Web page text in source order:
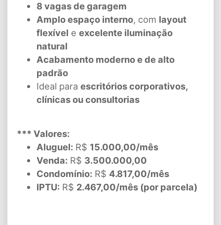
8 vagas de garagem
Amplo espaço interno, com layout
flexível e excelente iluminação
natural
Acabamento moderno e de alto
padrão
Ideal para escritórios corporativos,
clínicas ou consultorias
*** Valores:
Aluguel: R$ 15.000,00/mês
Venda: R$ 3.500.000,00
Condomínio: R$ 4.817,00/mês
IPTU: R$ 2.467,00/mês (por parcela)